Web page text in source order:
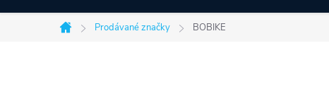
Domů
Prodávané značky BOBIKE